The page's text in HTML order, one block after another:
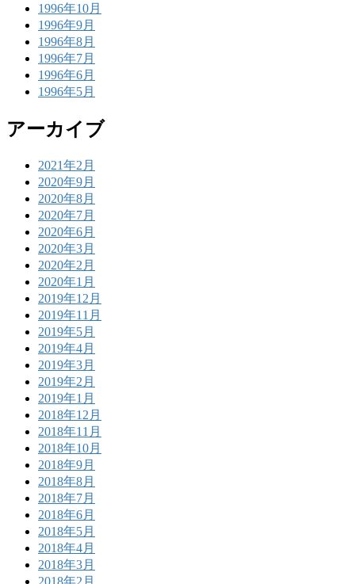
1996年10月
1996年9月
1996年8月
1996年7月
1996年6月
1996年5月
アーカイブ
2021年2月
2020年9月
2020年8月
2020年7月
2020年6月
2020年3月
2020年2月
2020年1月
2019年12月
2019年11月
2019年5月
2019年4月
2019年3月
2019年2月
2019年1月
2018年12月
2018年11月
2018年10月
2018年9月
2018年8月
2018年7月
2018年6月
2018年5月
2018年4月
2018年3月
2018年2月